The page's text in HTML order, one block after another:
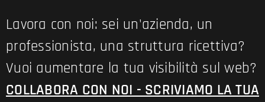
Lavora con noi: sei un'azienda, un
professionista, una struttura ricettiva?
Vuoi aumentare la tua visibilità sul web?
COLLABORA CON NOI - SCRIVIAMO LA TUA